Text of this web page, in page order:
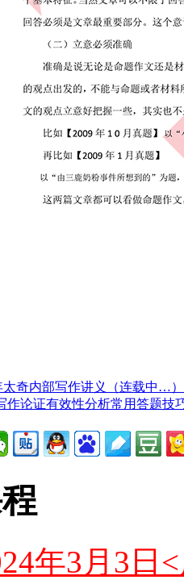
太奇内部写作讲义（连载中…）
作论证有效性分析常用答题技
年3月3日